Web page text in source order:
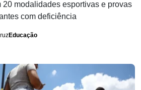
20 modalidades esportivas e provas
com deficiência
Educação